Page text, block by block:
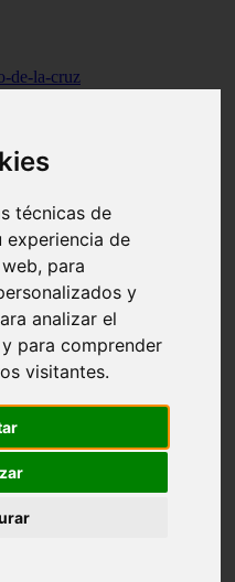
técnicas de
experiencia de
para
y
analizar el
para comprender
visitantes.
de-la-cruz